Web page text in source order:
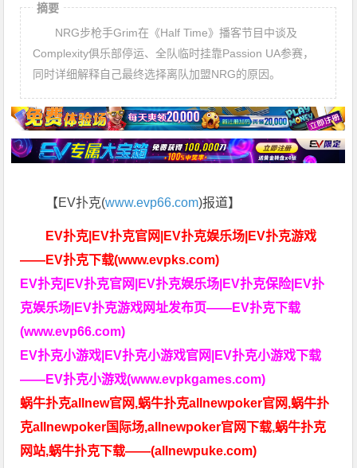
摘要
NRG步枪手Grim在《Half Time》播客节目中谈及
Complexity俱乐部停运、全队临时挂靠Passion UA参赛，
同时详细解释自己最终选择离队加盟NRG的原因。
【EV扑克(www.evp66.com)报道】
EV扑克|EV扑克官网|EV扑克娱乐场|EV扑克游戏
——EV扑克下载(www.evpks.com)
EV扑克|EV扑克官网|EV扑克娱乐场|EV扑克保险|EV扑
克娱乐场|EV扑克游戏网址发布页——EV扑克下载
(www.evp66.com)
EV扑克小游戏|EV扑克小游戏官网|EV扑克小游戏下载
——EV扑克小游戏(www.evpkgames.com)
蜗牛扑克allnew官网,蜗牛扑克allnewpoker官网,蜗牛扑
克allnewpoker国际场,allnewpoker官网下载,蜗牛扑克
网站,蜗牛扑克下载——(allnewpuke.com)